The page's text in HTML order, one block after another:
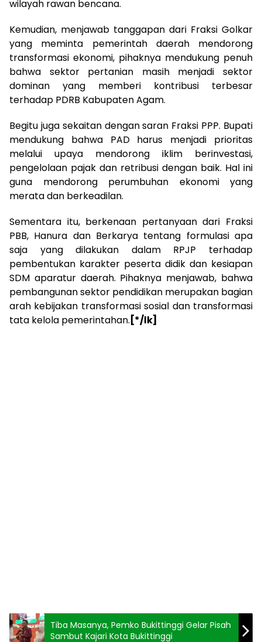
wilayah rawan bencana.
Kemudian, menjawab tanggapan dari Fraksi Golkar
yang meminta pemerintah daerah mendorong
transformasi ekonomi, pihaknya mendukung penuh
bahwa sektor pertanian masih menjadi sektor
dominan yang memberi kontribusi terbesar
terhadap PDRB Kabupaten Agam.
Begitu juga sekaitan dengan saran Fraksi PPP. Bupati
mendukung bahwa PAD harus menjadi prioritas
melalui upaya mendorong iklim berinvestasi,
pengelolaan pajak dan retribusi dengan baik. Hal ini
guna mendorong perumbuhan ekonomi yang
merata dan berkeadilan.
Sementara itu, berkenaan pertanyaan dari Fraksi
PBB, Hanura dan Berkarya tentang formulasi apa
saja yang dilakukan dalam RPJP terhadap
pembentukan karakter peserta didik dan kesiapan
SDM aparatur daerah. Pihaknya menjawab, bahwa
pembangunan sektor pendidikan merupakan bagian
arah kebijakan transformasi sosial dan transformasi
tata kelola pemerintahan. [*/lk]
Tiba Masanya, Pemko Bukittinggi Gelar Pisah
Sambut Kajari Kota Bukittinggi